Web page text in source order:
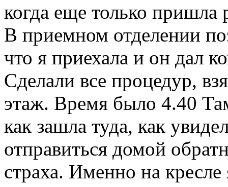
когда еще только пришла
В приемном отделении
что я приехала и он дал
Сделали все процедур,
этаж. Время было 4.40
как зашла туда, как
отправиться домой
страха. Именно на